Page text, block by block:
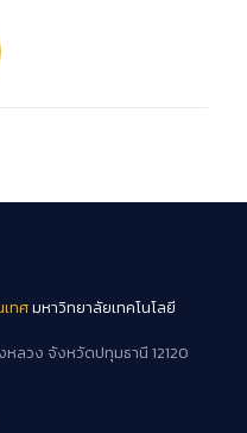
ทศมหาวิทยาลัยเทคโนโลยี
ลวง จังหวัดปทุมธานี 12120